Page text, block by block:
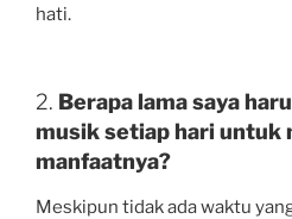
hati.
2. Berapa lama saya
musik setiap hari untuk
manfaatnya?
Meskipun tidak ada waktu